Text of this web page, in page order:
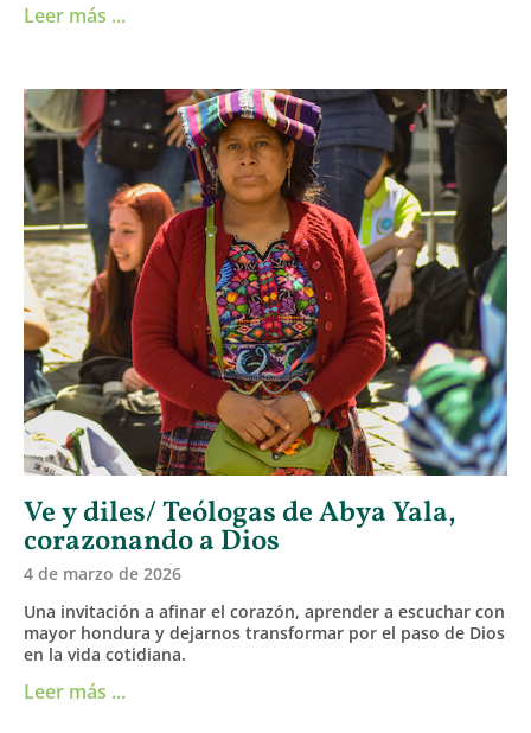
Leer más ...
Ve y diles/ Teólogas de Abya Yala,
corazonando a Dios
4 de marzo de 2026
Una invitación a afinar el corazón, aprender a escuchar con
mayor hondura y dejarnos transformar por el paso de Dios
en la vida cotidiana.
Leer más ...